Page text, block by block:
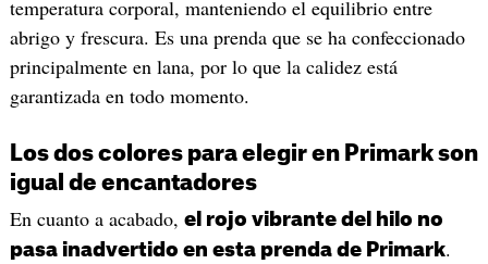
temperatura corporal, manteniendo el equilibrio entre
abrigo y frescura. Es una prenda que se ha confeccionado
principalmente en lana, por lo que la calidez está
garantizada en todo momento.
Los dos colores para elegir en Primark son
igual de encantadores
En cuanto a acabado, el rojo vibrante del hilo no
pasa inadvertido en esta prenda de Primark.